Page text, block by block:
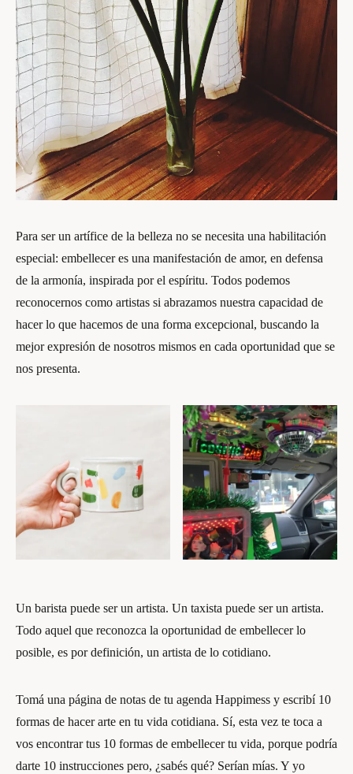
Para ser un artífice de la belleza no se necesita una habilitación
especial: embellecer es una manifestación de amor, en defensa
de la armonía, inspirada por el espíritu. Todos podemos
reconocernos como artistas si abrazamos nuestra capacidad de
hacer lo que hacemos de una forma excepcional, buscando la
mejor expresión de nosotros mismos en cada oportunidad que se
nos presenta.
Un barista puede ser un artista. Un taxista puede ser un artista.
Todo aquel que reconozca la oportunidad de embellecer lo
posible, es por definición, un artista de lo cotidiano.
Tomá una página de notas de tu agenda Happimess y escribí 10
formas de hacer arte en tu vida cotidiana. Sí, esta vez te toca a
vos encontrar tus 10 formas de embellecer tu vida, porque podría
darte 10 instrucciones pero, ¿sabés qué? Serían mías. Y yo